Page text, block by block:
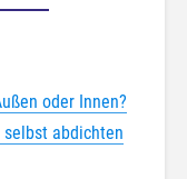
oder Innen?
selbst abdichten